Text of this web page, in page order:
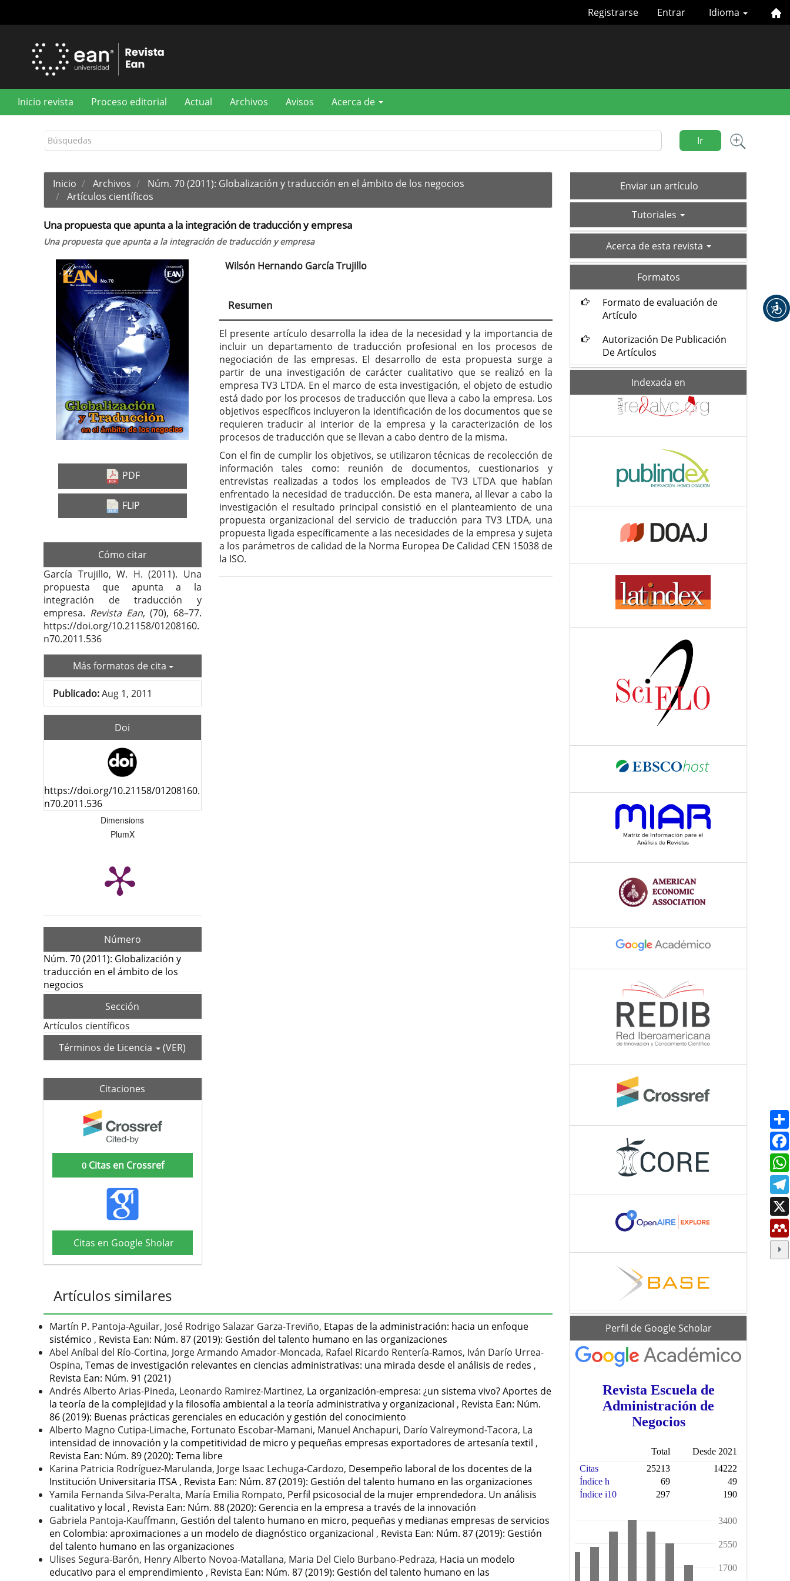
principal
Idioma
Registrarse Entrar
Inicio revista Proceso editorial Actual Archivos Avisos Acerca de
Ir
Inicio Archivos
Núm. 70 (2011): Globalización y traducción en el ámbito de los negocios
Artículos científicos
Una propuesta que apunta a la integración de traducción y empresa
Una propuesta que apunta a la integración de traducción y empresa
Barra
lateral
del
artículo
PDF
FLIP
Cómo citar
García Trujillo, W. H. (2011). Una
propuesta que apunta a la
integración de traducción y
empresa. Revista Ean, (70), 68–77.
https://doi.org/10.21158/01208160.
n70.2011.536
Más formatos de cita
Publicado:Aug 1, 2011
Doi
https://doi.org/10.21158/01208160.
n70.2011.536
Dimensions
PlumX
Número
Núm. 70 (2011): Globalización y
traducción en el ámbito de los
negocios
Sección
Artículos científicos
Términos de Licencia
(VER)
Citaciones
0Citas en Crossref
Citas en Google Sholar
Contenido
principal
del
artículo
Wilsón Hernando García Trujillo
Resumen
El presente artículo desarrolla la idea de la necesidad y la importancia de
incluir un departamento de traducción profesional en los procesos de
negociación de las empresas. El desarrollo de esta propuesta surge a
partir de una investigación de carácter cualitativo que se realizó en la
empresa TV3 LTDA. En el marco de esta investigación, el objeto de estudio
está dado por los procesos de traducción que lleva a cabo la empresa. Los
objetivos específicos incluyeron la identificación de los documentos que se
requieren traducir al interior de la empresa y la caracterización de los
procesos de traducción que se llevan a cabo dentro de la misma.
Con el fin de cumplir los objetivos, se utilizaron técnicas de recolección de
información tales como: reunión de documentos, cuestionarios y
entrevistas realizadas a todos los empleados de TV3 LTDA que habían
enfrentado la necesidad de traducción. De esta manera, al llevar a cabo la
investigación el resultado principal consistió en el planteamiento de una
propuesta organizacional del servicio de traducción para TV3 LTDA, una
propuesta ligada específicamente a las necesidades de la empresa y sujeta
a los parámetros de calidad de la Norma Europea De Calidad CEN 15038 de
la ISO.
Artículos similares
Martín P. Pantoja-Aguilar, José Rodrigo Salazar Garza-Treviño, Etapas de la administración: hacia un enfoque
sistémico , Revista Ean: Núm. 87 (2019): Gestión del talento humano en las organizaciones
Abel Aníbal del Río-Cortina, Jorge Armando Amador-Moncada, Rafael Ricardo Rentería-Ramos, Iván Darío Urrea-
Ospina, Temas de investigación relevantes en ciencias administrativas: una mirada desde el análisis de redes ,
Revista Ean: Núm. 91 (2021)
Andrés Alberto Arias-Pineda, Leonardo Ramirez-Martinez, La organización-empresa: ¿un sistema vivo? Aportes de
la teoría de la complejidad y la filosofía ambiental a la teoría administrativa y organizacional , Revista Ean: Núm.
86 (2019): Buenas prácticas gerenciales en educación y gestión del conocimiento
Alberto Magno Cutipa-Limache, Fortunato Escobar-Mamani, Manuel Anchapuri, Darío Valreymond-Tacora, La
intensidad de innovación y la competitividad de micro y pequeñas empresas exportadores de artesanía textil ,
Revista Ean: Núm. 89 (2020): Tema libre
Karina Patricia Rodríguez-Marulanda, Jorge Isaac Lechuga-Cardozo, Desempeño laboral de los docentes de la
Institución Universitaria ITSA , Revista Ean: Núm. 87 (2019): Gestión del talento humano en las organizaciones
Yamila Fernanda Silva-Peralta, María Emilia Rompato, Perfil psicosocial de la mujer emprendedora. Un análisis
cualitativo y local , Revista Ean: Núm. 88 (2020): Gerencia en la empresa a través de la innovación
Gabriela Pantoja-Kauffmann, Gestión del talento humano en micro, pequeñas y medianas empresas de servicios
en Colombia: aproximaciones a un modelo de diagnóstico organizacional , Revista Ean: Núm. 87 (2019): Gestión
del talento humano en las organizaciones
Ulises Segura-Barón, Henry Alberto Novoa-Matallana, Maria Del Cielo Burbano-Pedraza, Hacia un modelo
educativo para el emprendimiento , Revista Ean: Núm. 87 (2019): Gestión del talento humano en las
Enviar
un
Enviar un artículo
Tutoriales
acerca-Acerca de esta revista
Formatos
Formato de evaluación de
Artículo
Autorización De Publicación
De Artículos
Indexada en
scholarPerfil de Google Scholar